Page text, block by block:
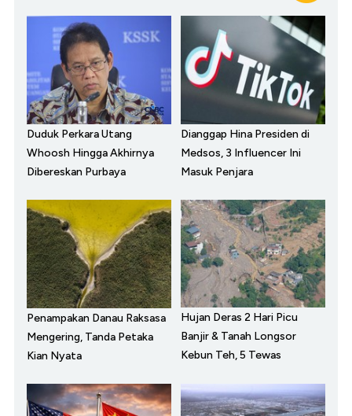
Duduk Perkara Utang
Whoosh Hingga Akhirnya
Dibereskan Purbaya
Dianggap Hina Presiden di
Medsos, 3 Influencer Ini
Masuk Penjara
Penampakan Danau Raksasa
Mengering, Tanda Petaka
Kian Nyata
Hujan Deras 2 Hari Picu
Banjir & Tanah Longsor
Kebun Teh, 5 Tewas